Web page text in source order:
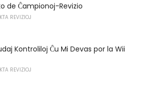
de Ĉampionoj-Revizio
REVIZIOJ
Kontroliloj Ĉu Mi Devas por la Wii
REVIZIOJ